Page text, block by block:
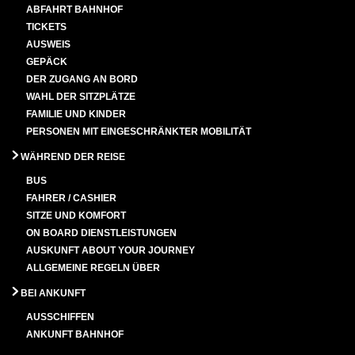
ABFAHRT BAHNHOF
TICKETS
AUSWEIS
GEPÄCK
DER ZUGANG AN BORD
WAHL DER SITZPLÄTZE
FAMILIE UND KINDER
PERSONEN MIT EINGESCHRÄNKTER MOBILITÄT
WÄHREND DER REISE
BUS
FAHRER / CASHIER
SITZE UND KOMFORT
ON BOARD DIENSTLEISTUNGEN
AUSKUNFT ABOUT YOUR JOURNEY
ALLGEMEINE REGELN ÜBER
BEI ANKUNFT
AUSSCHIFFEN
ANKUNFT BAHNHOF